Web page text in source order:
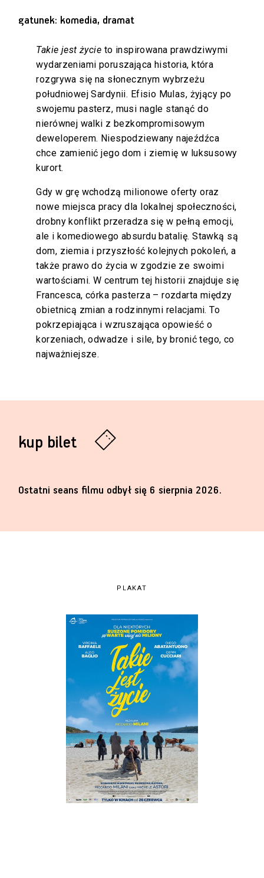
kup bilet
Ostatni seans filmu odbył się 6 sierpnia 2026.
PLAKAT
gatunek: komedia, dramat
Takie jest życie to inspirowana prawdziwymi
wydarzeniami poruszająca historia, która
rozgrywa się na słonecznym wybrzeżu
południowej Sardynii. Efisio Mulas, żyjący po
swojemu pasterz, musi nagle stanąć do
nierównej walki z bezkompromisowym
deweloperem. Niespodziewany najeźdźca
chce zamienić jego dom i ziemię w luksusowy
kurort.
Gdy w grę wchodzą milionowe oferty oraz
nowe miejsca pracy dla lokalnej społeczności,
drobny konflikt przeradza się w pełną emocji,
ale i komediowego absurdu batalię. Stawką są
dom, ziemia i przyszłość kolejnych pokoleń, a
także prawo do życia w zgodzie ze swoimi
wartościami. W centrum tej historii znajduje się
Francesca, córka pasterza – rozdarta między
obietnicą zmian a rodzinnymi relacjami. To
pokrzepiająca i wzruszająca opowieść o
korzeniach, odwadze i sile, by bronić tego, co
najważniejsze.